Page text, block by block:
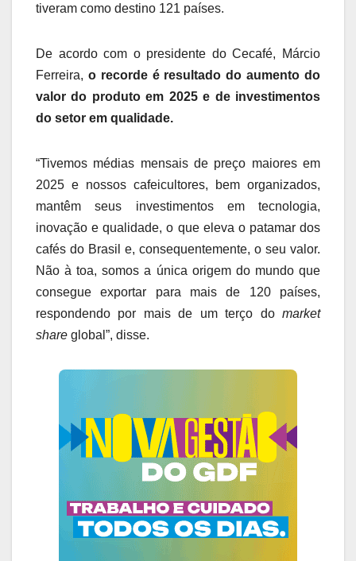
tiveram como destino 121 países.
De acordo com o presidente do Cecafé, Márcio
Ferreira, o recorde é resultado do aumento do
valor do produto em 2025 e de investimentos
do setor em qualidade.
“Tivemos médias mensais de preço maiores em
2025 e nossos cafeicultores, bem organizados,
mantêm seus investimentos em tecnologia,
inovação e qualidade, o que eleva o patamar dos
cafés do Brasil e, consequentemente, o seu valor.
Não à toa, somos a única origem do mundo que
consegue exportar para mais de 120 países,
respondendo por mais de um terço do market
share global”, disse.